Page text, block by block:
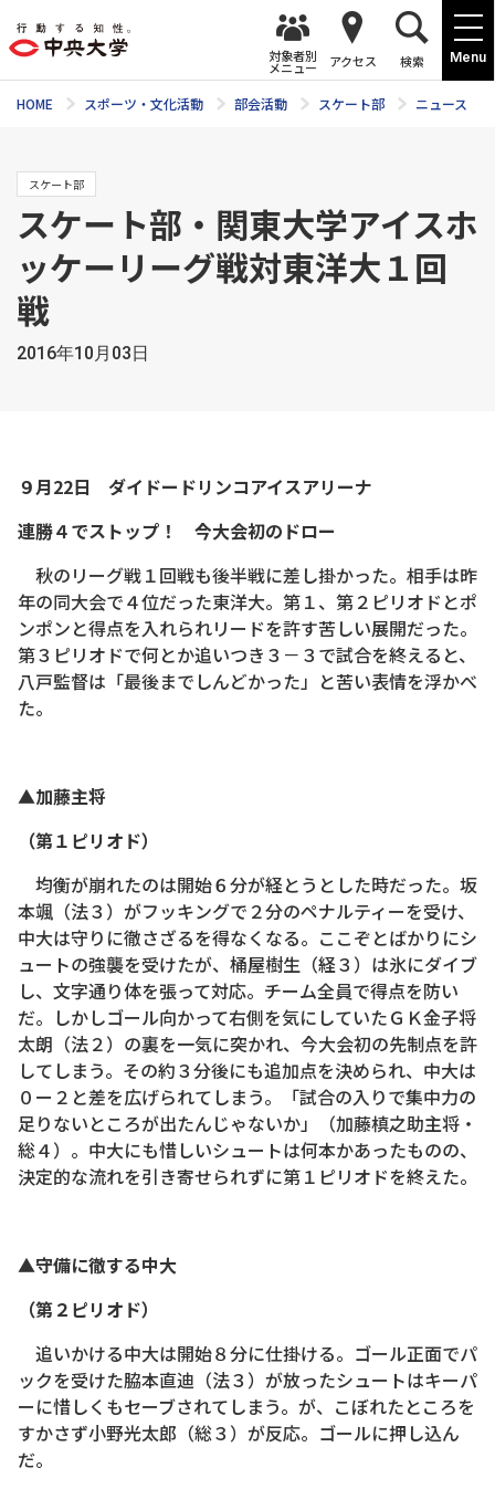
Menu
対象者別
メニュー アクセス 検索
HOME スポーツ・文化活動 部会活動 スケート部 ニュース
スケート部
スケート部・関東大学アイスホ
ッケーリーグ戦対東洋大１回
戦
2016年10月03日
９月22日 ダイドードリンコアイスアリーナ
連勝４でストップ！ 今大会初のドロー
秋のリーグ戦１回戦も後半戦に差し掛かった。相手は昨
年の同大会で４位だった東洋大。第１、第２ピリオドとポ
ンポンと得点を入れられリードを許す苦しい展開だった。
第３ピリオドで何とか追いつき３－３で試合を終えると、
八戸監督は「最後までしんどかった」と苦い表情を浮かべ
た。
▲加藤主将
（第１ピリオド）
均衡が崩れたのは開始６分が経とうとした時だった。坂
本颯（法３）がフッキングで２分のペナルティーを受け、
中大は守りに徹さざるを得なくなる。ここぞとばかりにシ
ュートの強襲を受けたが、桶屋樹生（経３）は氷にダイブ
し、文字通り体を張って対応。チーム全員で得点を防い
だ。しかしゴール向かって右側を気にしていたＧＫ金子将
太朗（法２）の裏を一気に突かれ、今大会初の先制点を許
してしまう。その約３分後にも追加点を決められ、中大は
０ー２と差を広げられてしまう。「試合の入りで集中力の
足りないところが出たんじゃないか」（加藤槙之助主将・
総４）。中大にも惜しいシュートは何本かあったものの、
決定的な流れを引き寄せられずに第１ピリオドを終えた。
▲守備に徹する中大
（第２ピリオド）
追いかける中大は開始８分に仕掛ける。ゴール正面でパ
ックを受けた脇本直迪（法３）が放ったシュートはキーパ
ーに惜しくもセーブされてしまう。が、こぼれたところを
すかさず小野光太郎（総３）が反応。ゴールに押し込ん
だ。